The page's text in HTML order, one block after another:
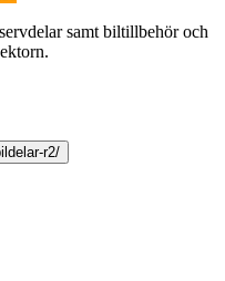
samt biltillbehör och
r2/